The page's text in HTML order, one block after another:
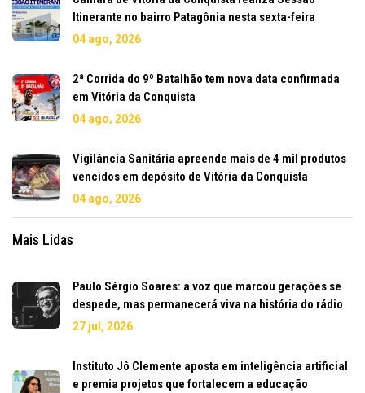
Itinerante no bairro Patagônia nesta sexta-feira
04 ago, 2026
2ª Corrida do 9º Batalhão tem nova data confirmada
em Vitória da Conquista
04 ago, 2026
Vigilância Sanitária apreende mais de 4 mil produtos
vencidos em depósito de Vitória da Conquista
04 ago, 2026
Mais Lidas
Paulo Sérgio Soares: a voz que marcou gerações se
despede, mas permanecerá viva na história do rádio
27 jul, 2026
Instituto Jô Clemente aposta em inteligência artificial
e premia projetos que fortalecem a educação